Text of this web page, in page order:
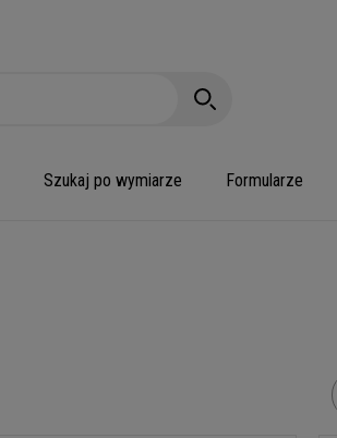
Szukaj po wymiarze Formularze